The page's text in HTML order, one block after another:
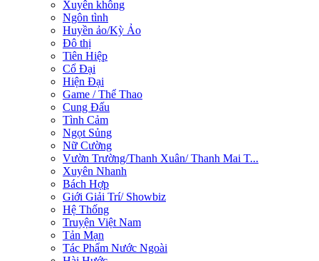
Xuyên không
Ngôn tình
Huyền ảo/Kỳ Ảo
Đô thị
Tiên Hiệp
Cổ Đại
Hiện Đại
Game / Thể Thao
Cung Đấu
Tình Cảm
Ngọt Sủng
Nữ Cường
Vườn Trường/Thanh Xuân/ Thanh Mai T...
Xuyên Nhanh
Bách Hợp
Giới Giải Trí/ Showbiz
Hệ Thống
Truyện Việt Nam
Tản Mạn
Tác Phẩm Nước Ngoài